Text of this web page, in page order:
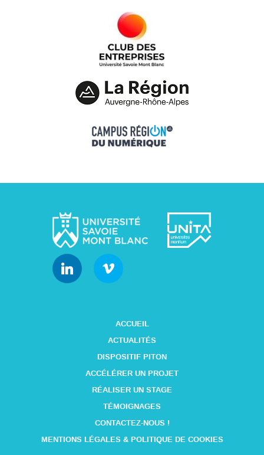
ACCUEIL
ACTUALITÉS
DISPOSITIF PITON
ACCÉLÉRER UN PROJET
RÉALISER UN STAGE
TÉMOIGNAGES
CONTACTEZ-NOUS !
MENTIONS LÉGALES & POLITIQUE DE COOKIES